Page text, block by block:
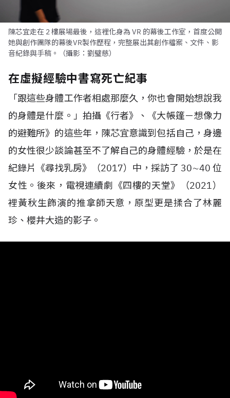
陳芯宜走在 2 樓展場最後，這裡化身為 VR 的幕後工作室，首度公開
她與創作團隊的幕後VR製作歷程，完整展出其創作檔案、文件、影
音紀錄與手稿。（攝影：劉璧慈）
在虛擬經驗中書寫死亡紀事
「跟這些身體工作者相處那麼久，你也會開始想說我
的身體是什麼。」拍攝《行者》、《大帳篷－想像力
的避難所》的這些年，陳芯宜意識到包括自己，身邊
的女性很少談論甚至不了解自己的身體經驗，於是在
紀錄片《尋找乳房》（2017）中，採訪了 30∼40 位
女性。後來，電視連續劇《四樓的天堂》（2021）
裡黃秋生飾演的推拿師天意，原型更是揉合了林麗
珍、櫻井大造的影子。